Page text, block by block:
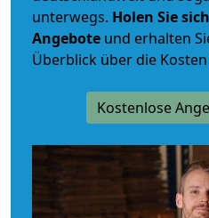
unterwegs. Holen Sie
Angebote und erhalten
Überblick über die
Kostenlose